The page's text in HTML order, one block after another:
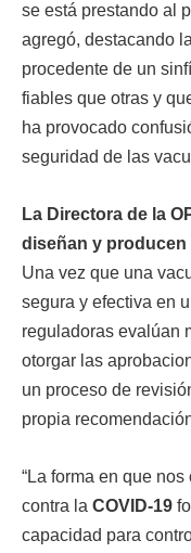
se está prestando al
agregó, destacando
procedente de un
fiables que otras y
ha provocado
seguridad de las
La Directora de la
diseñan y
Una vez que una
segura y efectiva en
reguladoras evalúan
otorgar las
un proceso de
propia
“La forma en que
contra la COVID-19
capacidad para